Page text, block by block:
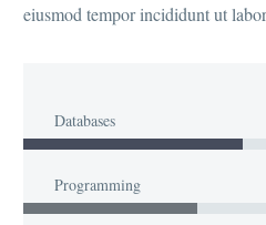
eiusmod tempor incididunt ut
Databases
Programming